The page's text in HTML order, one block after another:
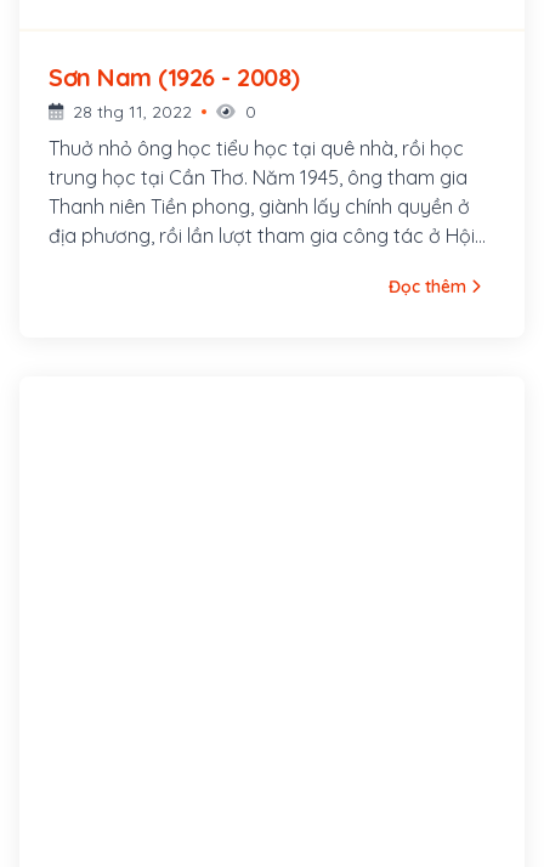
Sơn Nam (1926 - 2008)
28 thg 11, 2022 0
Thuở nhỏ ông học tiểu học tại quê nhà, rồi học
trung học tại Cần Thơ. Năm 1945, ông tham gia
Thanh niên Tiền phong, giành lấy chính quyền ở
địa phương, rồi lần lượt tham gia công tác ở Hội
phòng Văn nghệ Ban Tuyên huấn Xứ ủy Nam Bộ.
Đọc thêm